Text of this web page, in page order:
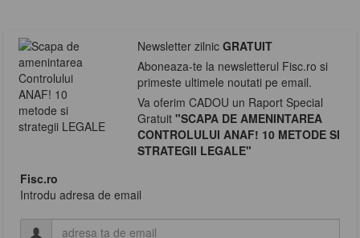
Newsletter zilnic GRATUIT
Aboneaza-te la newsletterul Fisc.ro si
primeste ultimele noutati pe email.
Va oferim CADOU un Raport Special
Gratuit "SCAPA DE AMENINTAREA
CONTROLULUI ANAF! 10 METODE SI
STRATEGII LEGALE"
Fisc.ro
Introdu adresa de email